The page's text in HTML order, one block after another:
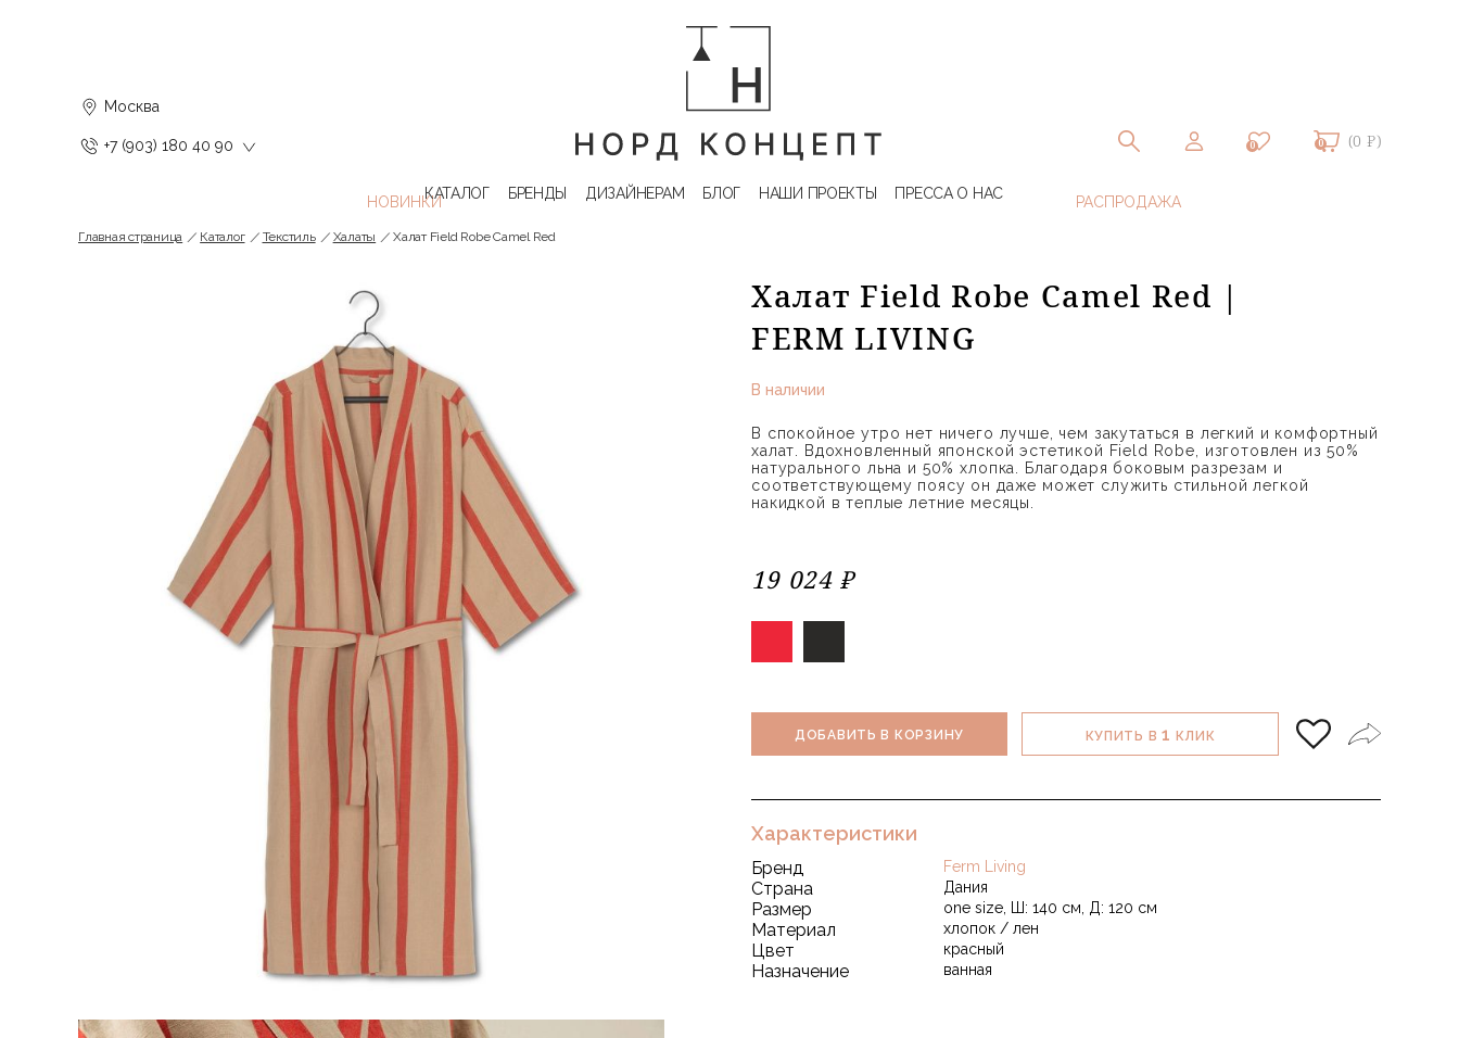
Москва
+7 (903) 180 40 90 0 0 (0 ₽)
КАТАЛОГ БРЕНДЫ ДИЗАЙНЕРАМ БЛОГ НАШИ ПРОЕКТЫ ПРЕССА О НАС
Главная страница Каталог Текстиль Халаты Халат Field Robe Camel Red
Халат Field Robe Camel Red |
FERM LIVING
В наличии
В спокойное утро нет ничего лучше, чем закутаться в легкий и комфортный
халат. Вдохновленный японской эстетикой Field Robe, изготовлен из 50%
натурального льна и 50% хлопка. Благодаря боковым разрезам и
соответствующему поясу он даже может служить стильной легкой
накидкой в ​​теплые летние месяцы.
19 024 ₽
ДОБАВИТЬ В КОРЗИНУ КУПИТЬ В1 КЛИК
Характеристики
Бренд Ferm Living
Страна Дания
Размер one size, Ш: 140 см, Д: 120 см
Материал хлопок / лен
Цвет красный
Назначение ванная